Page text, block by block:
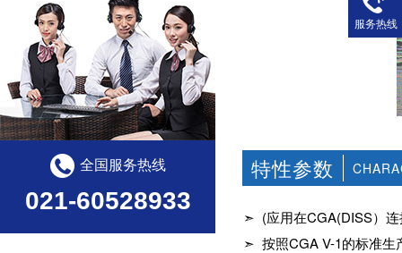
特性参数
➣ (应用在CGA(DISS）
➣ 按照CGA V-1的标准
全国服务热线
021-60528933
服务热线